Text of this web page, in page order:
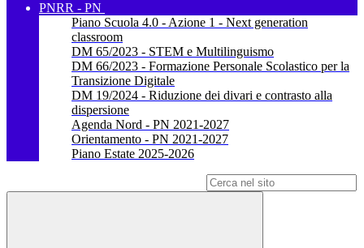
PNRR - PN
Piano Scuola 4.0 - Azione 1 - Next generation
classroom
DM 65/2023 - STEM e Multilinguismo
DM 66/2023 - Formazione Personale Scolastico per la
Transizione Digitale
DM 19/2024 - Riduzione dei divari e contrasto alla
dispersione
Agenda Nord - PN 2021-2027
Orientamento - PN 2021-2027
Piano Estate 2025-2026